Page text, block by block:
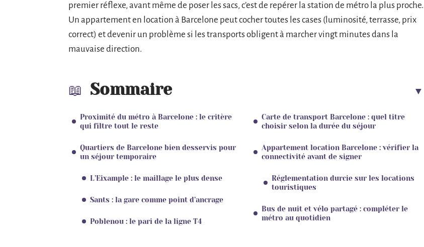
premier réflexe, avant même de poser les sacs, c’est de repérer la station de métro la plus proche.
Un appartement en location à Barcelone peut cocher toutes les cases (luminosité, terrasse, prix
correct) et devenir un problème si les transports obligent à marcher vingt minutes dans la
mauvaise direction.
Sommaire
Proximité du métro à Barcelone : le critère
qui filtre tout le reste
Quartiers de Barcelone bien desservis pour
un séjour temporaire
L’Eixample : le maillage le plus dense
Sants : la gare comme point d’ancrage
Poblenou : le pari de la ligne T4
Carte de transport Barcelone : quel titre
choisir selon la durée du séjour
Appartement location Barcelone : vérifier la
connectivité avant de signer
Réglementation durcie sur les locations
touristiques
Bus de nuit et vélo partagé : compléter le
métro au quotidien